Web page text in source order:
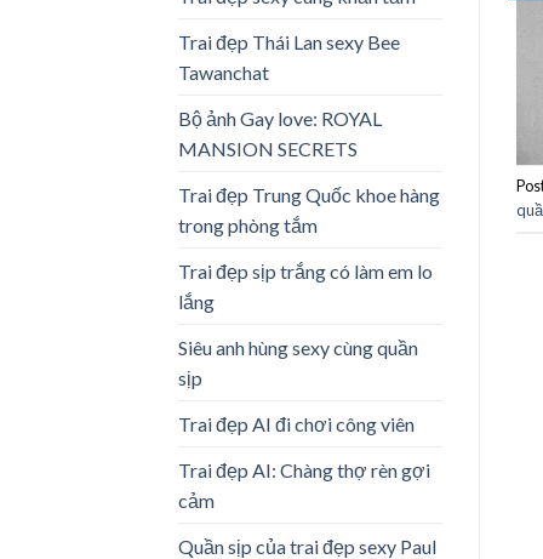
Trai đẹp Thái Lan sexy Bee
Tawanchat
Bộ ảnh Gay love: ROYAL
MANSION SECRETS
Trai đẹp Trung Quốc khoe hàng
trong phòng tắm
Trai đẹp sịp trắng có làm em lo
lắng
Siêu anh hùng sexy cùng quần
sịp
Trai đẹp AI đi chơi công viên
Trai đẹp AI: Chàng thợ rèn gợi
cảm
Quần sịp của trai đẹp sexy Paul